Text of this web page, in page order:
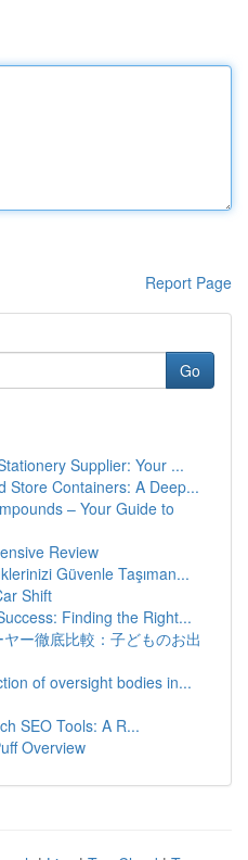
Report Page
Go
Supplier: Your ...
Store Containers: A Deep...
– Your Guide to
Review
Güvenle Taşıman...
Shift
Finding the Right...
ー徹底比較：子どものお出
of oversight bodies in...
SEO Tools: A R...
Overview